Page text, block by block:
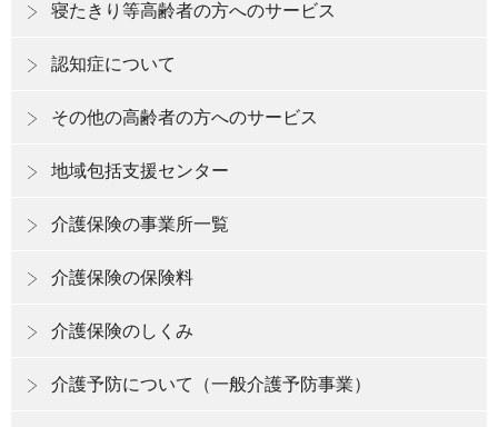
寝たきり等高齢者の方へのサービス
認知症について
その他の高齢者の方へのサービス
地域包括支援センター
介護保険の事業所一覧
介護保険の保険料
介護保険のしくみ
介護予防について（一般介護予防事業）